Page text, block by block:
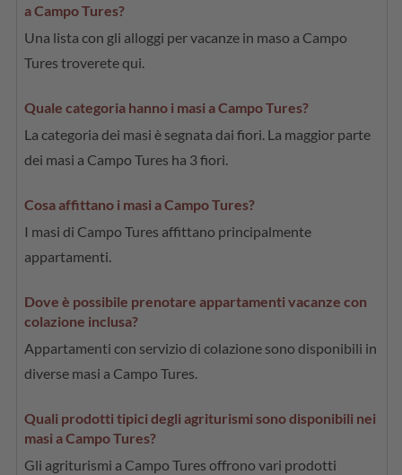
a Campo Tures?
Una lista con gli alloggi per vacanze in maso a Campo
Tures troverete qui.
Quale categoria hanno i masi a Campo Tures?
La categoria dei masi è segnata dai fiori. La maggior parte
dei masi a Campo Tures ha 3 fiori.
Cosa affittano i masi a Campo Tures?
I masi di Campo Tures affittano principalmente
appartamenti.
Dove è possibile prenotare appartamenti vacanze con
colazione inclusa?
Appartamenti con servizio di colazione sono disponibili in
diverse masi a Campo Tures.
Quali prodotti tipici degli agriturismi sono disponibili nei
masi a Campo Tures?
Gli agriturismi a Campo Tures offrono vari prodotti